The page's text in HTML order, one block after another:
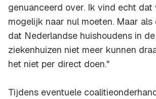
genuanceerd over. Ik vind echt dat
mogelijk naar nul moeten. Maar
dat Nederlandse huishoudens in
ziekenhuizen niet meer kunnen
het niet per direct doen."
Tijdens eventuele